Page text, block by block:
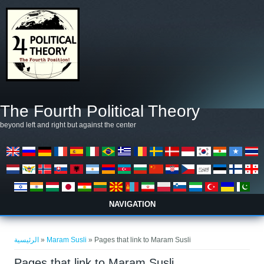
The Fourth Political Theory
beyond left and right but against the center
NAVIGATION
الرئيسية » Maram Susli» Pages that link to Maram Susli